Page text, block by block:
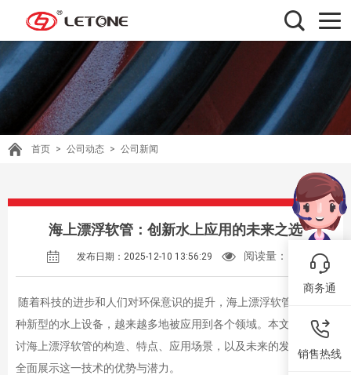
首页 > 公司动态 > 公司新闻
海上漂浮软管：创新水上应用的未来之选
发布日期：2025-12-10 13:56:29 阅读量：
随着科技的进步和人们对环保意识的提升，海上漂浮软管作为一
种新型的水上设备，越来越多地被应用到各个领域。本文将详细探
讨海上漂浮软管的构造、特点、应用场景，以及未来的发展趋势，
全面展示这一技术的优势与潜力。
商务通
销售热线